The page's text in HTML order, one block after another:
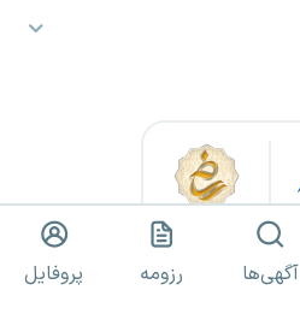
آگهی‌ها رزومه پروفایل